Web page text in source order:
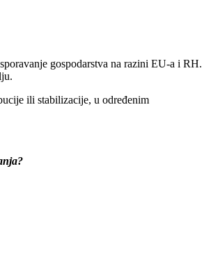
gospodarstva na razini EU-a i RH.
ili stabilizacije, u određenim